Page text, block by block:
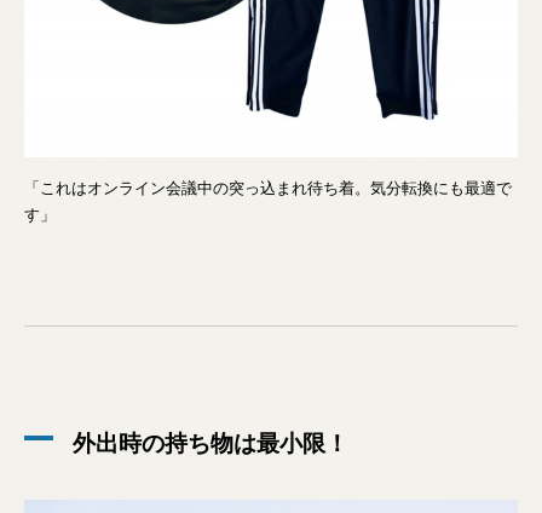
「これはオンライン会議中の突っ込まれ待ち着。気分転換にも最適で
す」
外出時の持ち物は最小限！